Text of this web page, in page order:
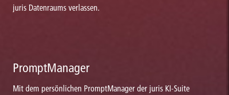
juris Datenraums verlassen.
PromptManager
Mit dem persönlichen PromptManager der juris KI-Suite